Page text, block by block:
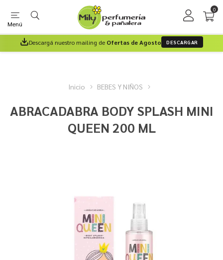
Menú
0
Descargá nuestro mailing de Ofertas de Agosto DESCARGAR
Inicio BEBES Y NIÑOS
ABRACADABRA BODY SPLASH MINI
QUEEN 200 ML